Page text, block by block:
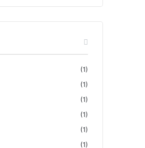
(1)
(1)
(1)
(1)
(1)
(1)